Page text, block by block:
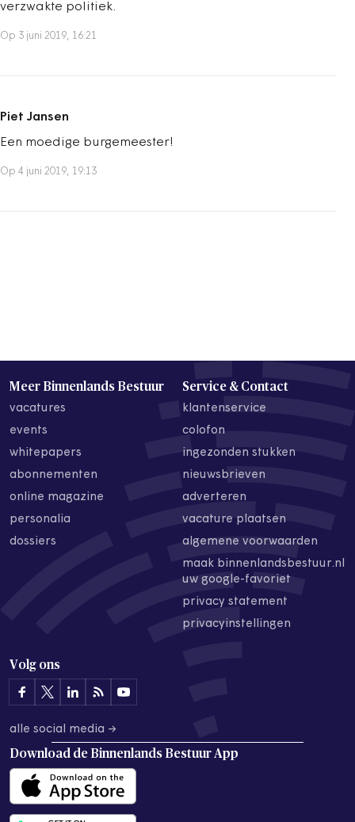
verzwakte politiek.
Op 3 juni 2019, 16:21
Piet Jansen
Een moedige burgemeester!
Op 4 juni 2019, 19:13
Meer Binnenlands Bestuur
vacatures
events
whitepapers
abonnementen
online magazine
personalia
dossiers
Service & Contact
klantenservice
colofon
ingezonden stukken
nieuwsbrieven
adverteren
vacature plaatsen
algemene voorwaarden
maak binnenlandsbestuur.nl
uw google-favoriet
privacy statement
privacyinstellingen
Volg ons
alle social media →
Download de Binnenlands Bestuur App